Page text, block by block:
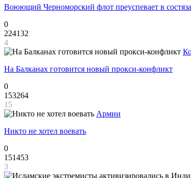
Воюющий Черноморский флот преуспевает в
0
224132
4
На Балканах готовится новый прокси-конфликт
0
153264
15
Армии
Никто не хотел воевать
0
151453
3